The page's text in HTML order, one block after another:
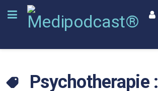
Psychotherapie :